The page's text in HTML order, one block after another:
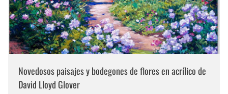
Novedosos paisajes y bodegones de flores en acrílico de
David Lloyd Glover